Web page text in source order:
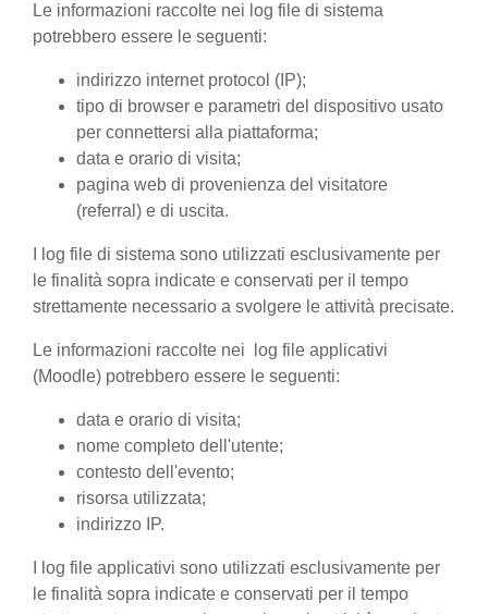
Le informazioni raccolte nei log file di sistema
potrebbero essere le seguenti:
indirizzo internet protocol (IP);
tipo di browser e parametri del dispositivo usato
per connettersi alla piattaforma;
data e orario di visita;
pagina web di provenienza del visitatore
(referral) e di uscita.
I log file di sistema sono utilizzati esclusivamente per
le finalità sopra indicate e conservati per il tempo
strettamente necessario a svolgere le attività precisate.
Le informazioni raccolte nei log file applicativi
(Moodle) potrebbero essere le seguenti:
data e orario di visita;
nome completo dell'utente;
contesto dell'evento;
risorsa utilizzata;
indirizzo IP.
I log file applicativi sono utilizzati esclusivamente per
le finalità sopra indicate e conservati per il tempo